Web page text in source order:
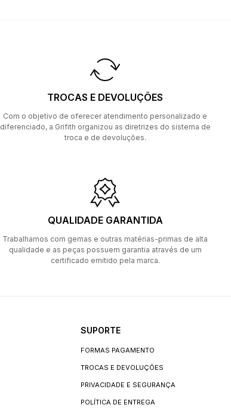
TROCAS E DEVOLUÇÕES
Com o objetivo de oferecer atendimento personalizado e
diferenciado, a Grifith organizou as diretrizes do sistema de
troca e de devoluções.
QUALIDADE GARANTIDA
Trabalhamos com gemas e outras matérias-primas de alta
qualidade e as peças possuem garantia através de um
certificado emitido pela marca.
SUPORTE
FORMAS PAGAMENTO
TROCAS E DEVOLUÇÕES
PRIVACIDADE E SEGURANÇA
POLÍTICA DE ENTREGA